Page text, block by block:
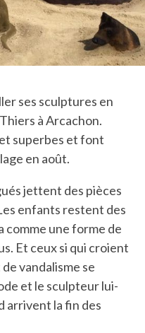
FOURRÉ AUX
ET AUX
DANS LA HALLE
ses sculptures en
à Arcachon.
superbes et font
en août.
jettent des pièces
enfants restent des
comme une forme de
Et ceux si qui croient
vandalisme se
et le sculpteur lui-
arrivent la fin des